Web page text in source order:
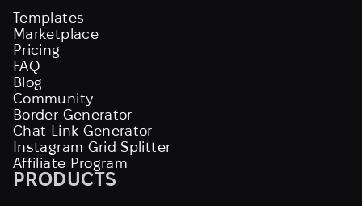
Templates
Marketplace
Pricing
FAQ
Blog
Community
Border Generator
Chat Link Generator
Instagram Grid Splitter
Affiliate Program
PRODUCTS